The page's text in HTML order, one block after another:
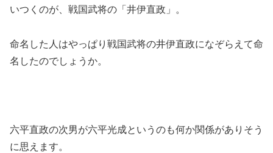
いつくのが、戦国武将の「井伊直政」。
命名した人はやっぱり戦国武将の井伊直政になぞらえて命
名したのでしょうか。
六平直政の次男が六平光成というのも何か関係がありそう
に思えます。